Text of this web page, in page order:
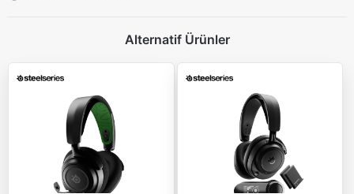
Alternatif Ürünler